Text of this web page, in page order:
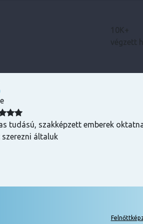
10K+
végzett
tudású, szakképzett emberek
szerezni általuk